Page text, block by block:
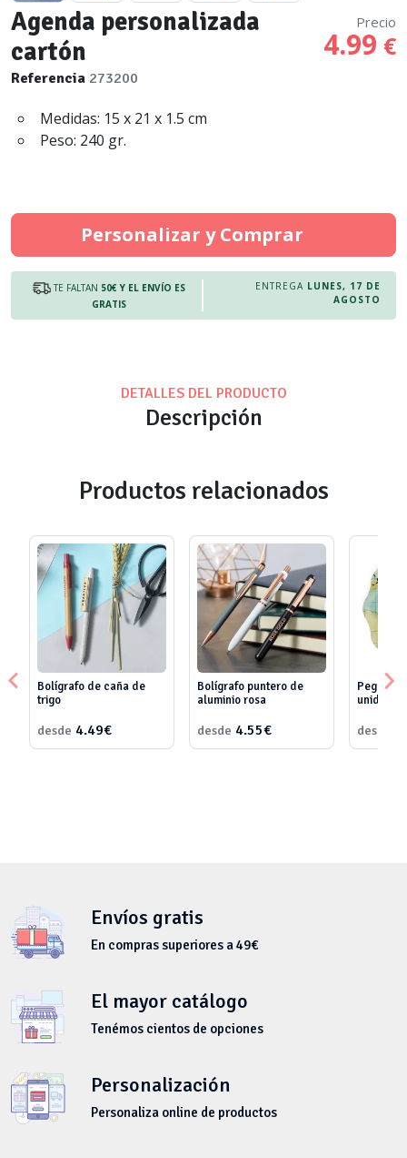
Agenda personalizada
cartón
Referencia 273200
Precio
4.99 €
Medidas: 15 x 21 x 1.5 cm
Peso: 240 gr.
Personalizar y Comprar
TE FALTAN 50€ Y EL ENVÍO ES
GRATIS
ENTREGA LUNES, 17 DE
AGOSTO
DETALLES DEL PRODUCTO
Descripción
Productos relacionados
Bolígrafo de caña de
trigo
desde 4.49€
Bolígrafo puntero de
aluminio rosa
desde 4.55€
Pegatina
desde
Envíos gratis
En compras superiores a 49€
El mayor catálogo
Tenémos cientos de opciones
Personalización
Personaliza online de productos